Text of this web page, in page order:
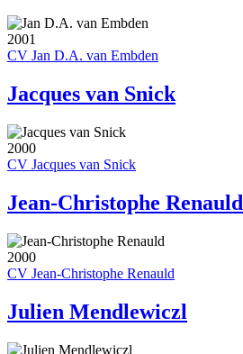
2001
CV Jan D.A. van Embden
Jacques van Snick
2000
CV Jacques van Snick
Jean-Christophe Renauld
2000
CV Jean-Christophe Renauld
Julien Mendlewiczl